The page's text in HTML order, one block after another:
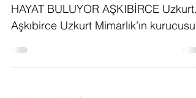
HAYAT BULUYOR AŞKIBİRCE Uzkurt...
Aşkıbirce Uzkurt Mimarlık’ın kurucusu.